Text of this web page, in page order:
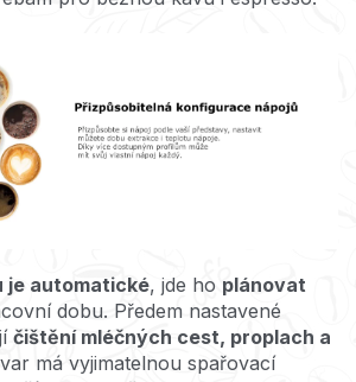
je automatické, jde ho plánovat
dobu. Předem nastavené
čištění mléčných cest, proplach a
má vyjimatelnou spařovací